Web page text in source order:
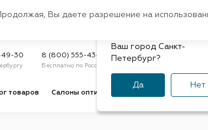
Регион:Санкт-Петербург
49-30 8 (800) 555-43-47
Бесплатно по России
Статус заказа
товаров Салоны оптики
Ваш город Санкт-
Петербург?
Да Нет
Вы даете разрешение на